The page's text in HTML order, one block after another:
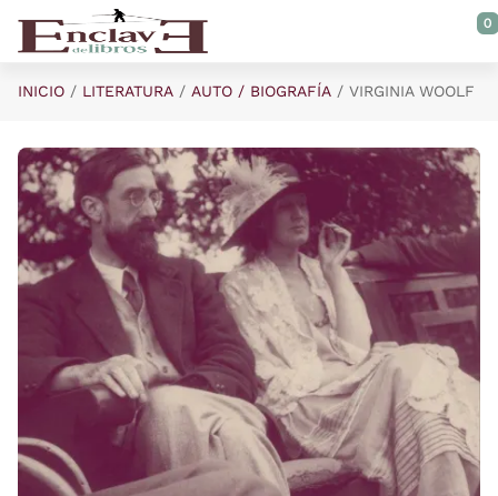
Saltar al contenido principal
0
INICIO LITERATURA AUTO / BIOGRAFÍA VIRGINIA WOOLF